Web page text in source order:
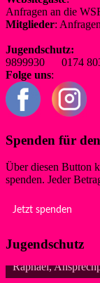
Anfragen an die
Mitglieder:
Jugendschutz:
9899930 0174
Folge uns:
Spenden für
Über diesen Button
spenden. Jeder
Jetzt spenden
Jugendschutz